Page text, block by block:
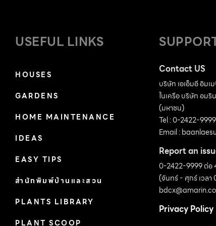
USEFUL LINKS
HOUSES
GARDENS
HOME MAINTENANCE
IDEAS
EASY TIPS
สำนักพิมพ์บ้านและสวน
PLANTS LIBRARY
PLANT SCOOP
Contact US
บริษัท เอเอ็มอี อิมเ
ในเครือ บริษัท อมริ
(มหาชน)
Tel : 0-2422-
Email :
Report an
0-2422-9999 ต่อ
(จันทร์ - ศุกร์ เวล
Privacy Policy